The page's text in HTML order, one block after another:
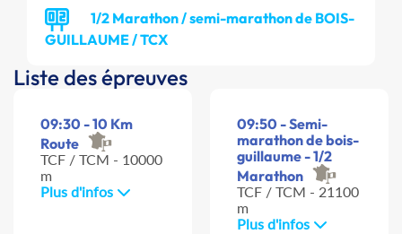
1/2 Marathon / semi-marathon de BOIS-
GUILLAUME / TCX
Liste des épreuves
09:30 - 10 Km
Route
TCF / TCM - 10000
m
Plus d'infos
09:50 - Semi-
marathon de bois-
guillaume - 1/2
Marathon
TCF / TCM - 21100
m
Plus d'infos